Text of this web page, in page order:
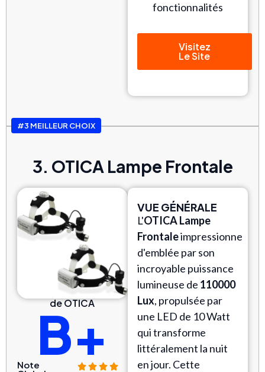
fonctionnalités
Visitez
Le Site
#3 MEILLEUR CHOIX
3. OTICA Lampe Frontale
de OTICA
B+
Note
VUE GÉNÉRALE
L'OTICA Lampe
Frontaleimpressionne
d'emblée par son
incroyable puissance
lumineuse de 110000
Lux, propulsée par
une LED de 10 Watt
qui transforme
littéralement la nuit
en jour. Cette